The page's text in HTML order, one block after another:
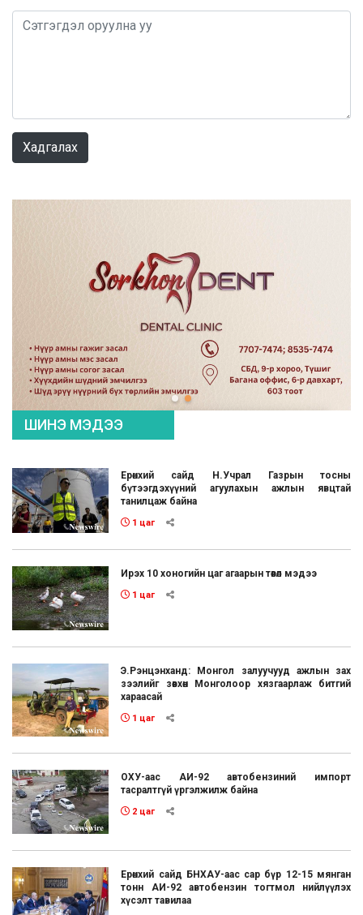
Хадгалах
ШИНЭ МЭДЭЭ
Ерөнхий сайд Н.Учрал Газрын тосны
бүтээгдэхүүний агуулахын ажлын явцтай
танилцаж байна
1 цаг
Ирэх 10 хоногийн цаг агаарын төвөл мэдээ
1 цаг
Э.Рэнцэнханд: Монгол залуучууд ажлын зах
зээлийг зөвхөн Монголоор хязгаарлаж битгий
хараасай
1 цаг
ОХУ-аас АИ-92 автобензиний импорт
тасралтгүй үргэлжилж байна
2 цаг
Ерөнхий сайд БНХАУ-аас сар бүр 12-15 мянган
тонн АИ-92 автобензин тогтмол нийлүүлэх
хүсэлт тавилаа